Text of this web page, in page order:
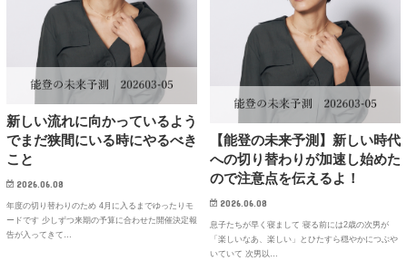
新しい流れに向かっているよう
でまだ狭間にいる時にやるべき
こと
2026.06.08
年度の切り替わりのため 4月に入るまでゆったりモ
ードです 少しずつ来期の予算に合わせた開催決定報
告が入ってきて…
【能登の未来予測】新しい時代
への切り替わりが加速し始めた
ので注意点を伝えるよ！
2026.06.08
息子たちが早く寝まして 寝る前には2歳の次男が
「楽しいなあ、楽しい」とひたすら穏やかにつぶや
いていて 次男以…